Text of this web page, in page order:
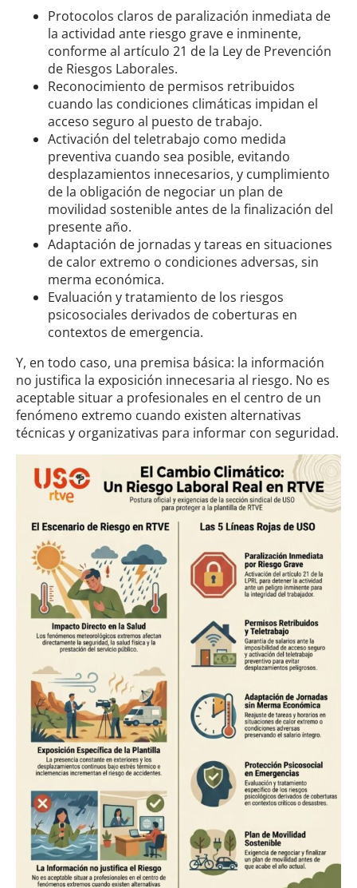
Protocolos claros de paralización inmediata de
la actividad ante riesgo grave e inminente,
conforme al artículo 21 de la Ley de Prevención
de Riesgos Laborales.
Reconocimiento de permisos retribuidos
cuando las condiciones climáticas impidan el
acceso seguro al puesto de trabajo.
Activación del teletrabajo como medida
preventiva cuando sea posible, evitando
desplazamientos innecesarios, y cumplimiento
de la obligación de negociar un plan de
movilidad sostenible antes de la finalización del
presente año.
Adaptación de jornadas y tareas en situaciones
de calor extremo o condiciones adversas, sin
merma económica.
Evaluación y tratamiento de los riesgos
psicosociales derivados de coberturas en
contextos de emergencia.
Y, en todo caso, una premisa básica: la información
no justifica la exposición innecesaria al riesgo. No es
aceptable situar a profesionales en el centro de un
fenómeno extremo cuando existen alternativas
técnicas y organizativas para informar con seguridad.